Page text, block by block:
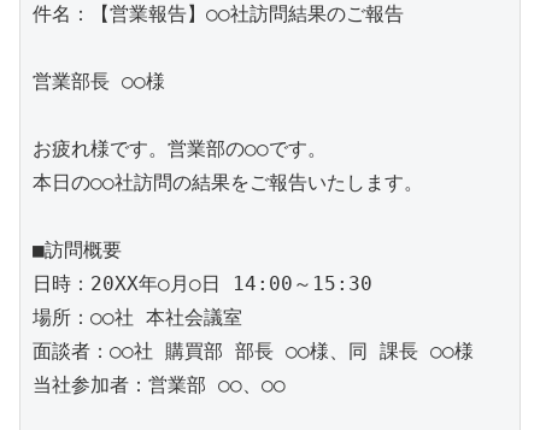
件名：【営業報告】○○社訪問結果のご報告
営業部長 ○○様
お疲れ様です。営業部の○○です。
本日の○○社訪問の結果をご報告いたします。
■訪問概要
日時：20XX年○月○日 14:00～15:30
場所：○○社 本社会議室
面談者：○○社 購買部 部長 ○○様、同 課長 ○○様
当社参加者：営業部 ○○、○○